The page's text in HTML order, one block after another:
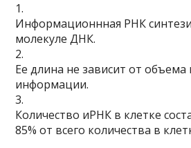
1.
Информационнная РНК
молекуле ДНК.
2.
Ее длина не зависит от
информации.
3.
Количество иРНК в клетке
85% от всего количества в